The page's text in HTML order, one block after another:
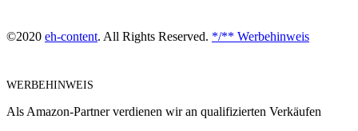
©2020 eh-content. All Rights Reserved. */** Werbehinweis
WERBEHINWEIS
Als Amazon-Partner verdienen wir an qualifizierten Verkäufen